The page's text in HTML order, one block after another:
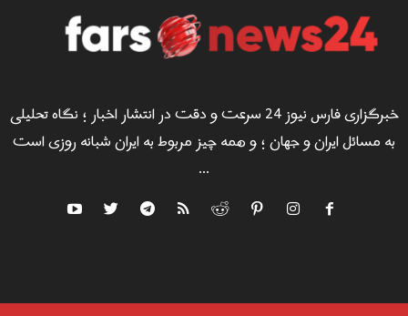
خبرگزاری فارس نیوز 24 سرعت و دقت در انتشار اخبار ؛ نگاه تحلیلی
به مسائل ایران و جهان ؛ و همه چیز مربوط به ایران شبانه روزی است
...